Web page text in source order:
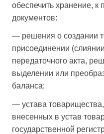
обеспечить хранение,
документов:
— решения о создании
присоединении
передаточного акта,
выделении или
баланса;
— устава
внесенных в устав
государственной